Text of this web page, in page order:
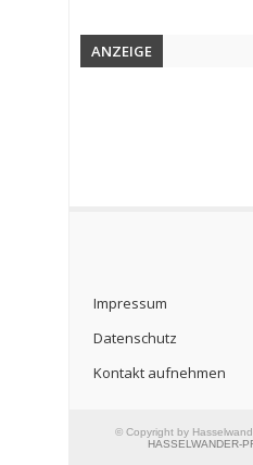
ANZEIGE
Impressum
Datenschutz
Kontakt aufnehmen
© Copyright by
HASSELWANDER-